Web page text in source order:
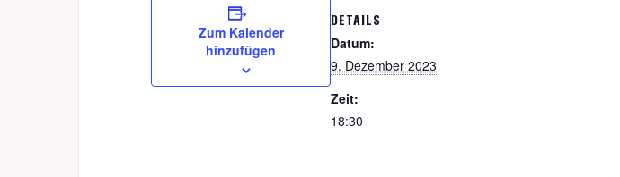
Zum Kalender
hinzufügen
DETAILS
Datum:
9. Dezember 2023
Zeit:
18:30